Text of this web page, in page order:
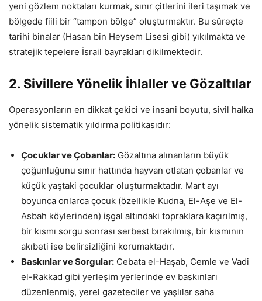
yeni gözlem noktaları kurmak, sınır çitlerini ileri taşımak ve
bölgede fiili bir “tampon bölge” oluşturmaktır. Bu süreçte
tarihi binalar (Hasan bin Heysem Lisesi gibi) yıkılmakta ve
stratejik tepelere İsrail bayrakları dikilmektedir.
2. Sivillere Yönelik İhlaller ve Gözaltılar
Operasyonların en dikkat çekici ve insani boyutu, sivil halka
yönelik sistematik yıldırma politikasıdır:
Çocuklar ve Çobanlar: Gözaltına alınanların büyük
çoğunluğunu sınır hattında hayvan otlatan çobanlar ve
küçük yaştaki çocuklar oluşturmaktadır. Mart ayı
boyunca onlarca çocuk (özellikle Kudna, El-Aşe ve El-
Asbah köylerinden) işgal altındaki topraklara kaçırılmış,
bir kısmı sorgu sonrası serbest bırakılmış, bir kısmının
akıbeti ise belirsizliğini korumaktadır.
Baskınlar ve Sorgular: Cebata el-Haşab, Cemle ve Vadi
el-Rakkad gibi yerleşim yerlerinde ev baskınları
düzenlenmiş, yerel gazeteciler ve yaşlılar saha